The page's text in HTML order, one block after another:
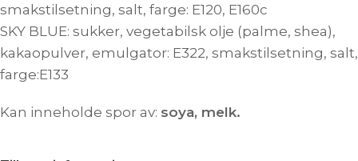
smakstilsetning, salt, farge: E120, E160c
SKY BLUE: sukker, vegetabilsk olje (palme, shea),
kakaopulver, emulgator: E322, smakstilsetning, salt,
farge:E133
Kan inneholde spor av: soya, melk.